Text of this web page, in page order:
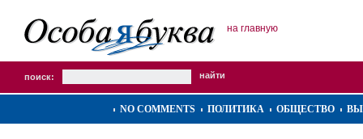
на главную
поиск:
NO COMMENTS ПОЛИТИКА ОБЩЕСТВО